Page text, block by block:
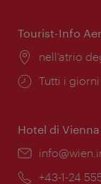
Tourist-Info
Posizione:
nell’atrio
Orari
Tutti i giorni
Hotel di
Email:
Telefono:
+43-1-24